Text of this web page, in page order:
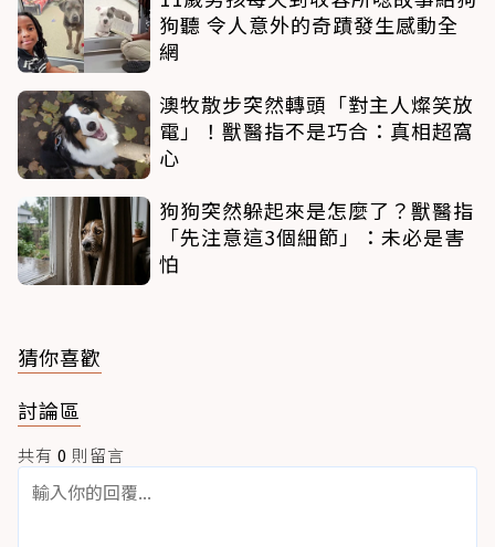
狗聽 令人意外的奇蹟發生感動全
網
澳牧散步突然轉頭「對主人燦笑放
電」！獸醫指不是巧合：真相超窩
心
狗狗突然躲起來是怎麼了？獸醫指
「先注意這3個細節」：未必是害
怕
猜你喜歡
討論區
共有 0 則留言